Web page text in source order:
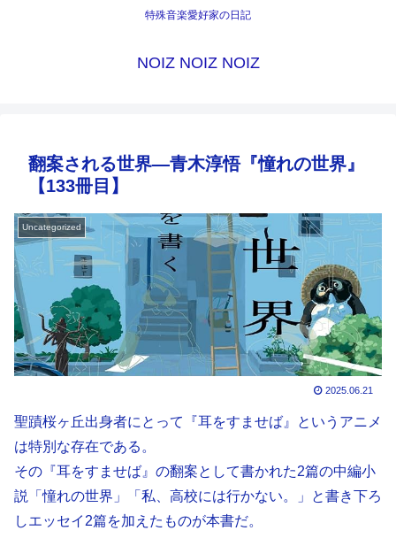
特殊音楽愛好家の日記
NOIZ NOIZ NOIZ
翻案される世界―青木淳悟『憧れの世界』
【133冊目】
Uncategorized
2025.06.21
聖蹟桜ヶ丘出身者にとって『耳をすませば』というアニメ
は特別な存在である。
その『耳をすませば』の翻案として書かれた2篇の中編小
説「憧れの世界」「私、高校には行かない。」と書き下ろ
しエッセイ2篇を加えたものが本書だ。